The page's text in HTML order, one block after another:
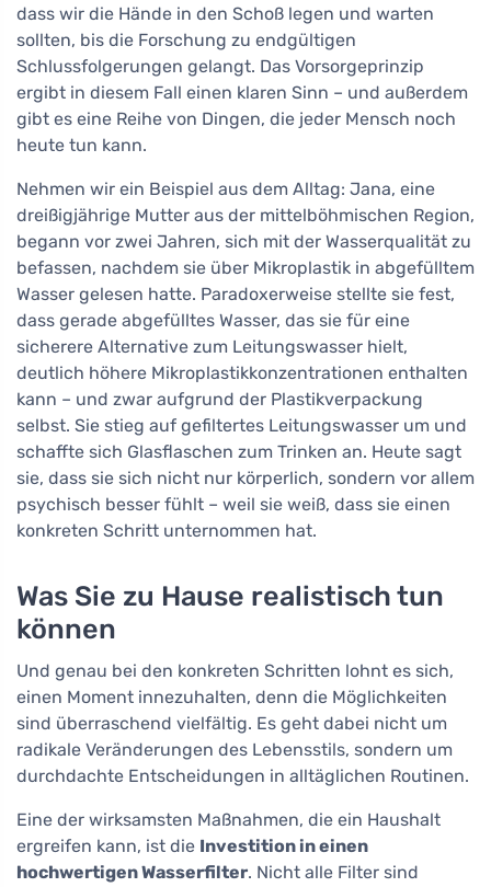
dass wir die Hände in den Schoß legen und warten
sollten, bis die Forschung zu endgültigen
Schlussfolgerungen gelangt. Das Vorsorgeprinzip
ergibt in diesem Fall einen klaren Sinn – und außerdem
gibt es eine Reihe von Dingen, die jeder Mensch noch
heute tun kann.
Nehmen wir ein Beispiel aus dem Alltag: Jana, eine
dreißigjährige Mutter aus der mittelböhmischen Region,
begann vor zwei Jahren, sich mit der Wasserqualität zu
befassen, nachdem sie über Mikroplastik in abgefülltem
Wasser gelesen hatte. Paradoxerweise stellte sie fest,
dass gerade abgefülltes Wasser, das sie für eine
sicherere Alternative zum Leitungswasser hielt,
deutlich höhere Mikroplastikkonzentrationen enthalten
kann – und zwar aufgrund der Plastikverpackung
selbst. Sie stieg auf gefiltertes Leitungswasser um und
schaffte sich Glasflaschen zum Trinken an. Heute sagt
sie, dass sie sich nicht nur körperlich, sondern vor allem
psychisch besser fühlt – weil sie weiß, dass sie einen
konkreten Schritt unternommen hat.
Was Sie zu Hause realistisch tun
können
Und genau bei den konkreten Schritten lohnt es sich,
einen Moment innezuhalten, denn die Möglichkeiten
sind überraschend vielfältig. Es geht dabei nicht um
radikale Veränderungen des Lebensstils, sondern um
durchdachte Entscheidungen in alltäglichen Routinen.
Eine der wirksamsten Maßnahmen, die ein Haushalt
ergreifen kann, ist die Investition in einen
hochwertigen Wasserfilter. Nicht alle Filter sind